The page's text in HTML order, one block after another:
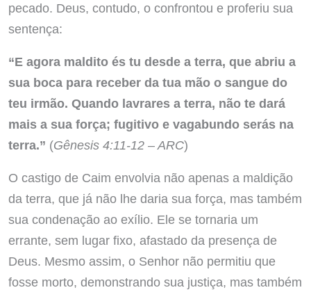
pecado. Deus, contudo, o confrontou e proferiu sua
sentença:
“E agora maldito és tu desde a terra, que abriu a
sua boca para receber da tua mão o sangue do
teu irmão. Quando lavrares a terra, não te dará
mais a sua força; fugitivo e vagabundo serás na
terra.” (Gênesis 4:11-12 – ARC)
O castigo de Caim envolvia não apenas a maldição
da terra, que já não lhe daria sua força, mas também
sua condenação ao exílio. Ele se tornaria um
errante, sem lugar fixo, afastado da presença de
Deus. Mesmo assim, o Senhor não permitiu que
fosse morto, demonstrando sua justiça, mas também